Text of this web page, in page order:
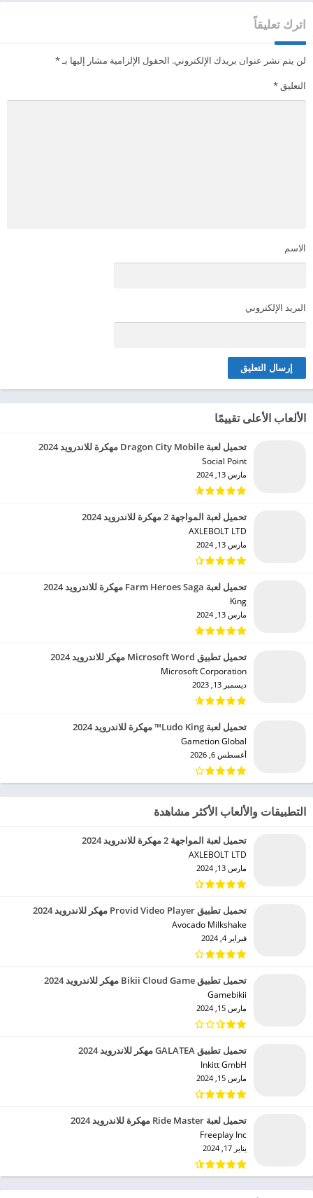
اترك تعليقاً
لن يتم نشر عنوان بريدك الإلكتروني. الحقول الإلزامية مشار إليها بـ*
التعليق*
الاسم
البريد الإلكتروني
الألعاب الأعلى تقييمًا
تحميل لعبة Dragon City Mobile مهكرة للاندرويد 2024
Social Point‏
مارس 13, 2024
تحميل لعبة المواجهة 2 مهكرة للاندرويد 2024
AXLEBOLT LTD‏
مارس 13, 2024
تحميل لعبة Farm Heroes Saga مهكرة للاندرويد 2024
King‏
مارس 13, 2024
تحميل تطبيق Microsoft Word مهكر للاندرويد 2024
Microsoft Corporation‏
ديسمبر 13, 2023
تحميل لعبة Ludo King™ مهكرة للاندرويد 2024
Gametion Global‏
أغسطس 6, 2026
التطبيقات والألعاب الأكثر مشاهدة
تحميل لعبة المواجهة 2 مهكرة للاندرويد 2024
AXLEBOLT LTD‏
مارس 13, 2024
تحميل تطبيق Provid Video Player مهكر للاندرويد 2024
Avocado Milkshake‏
فبراير 4, 2024
تحميل تطبيق Bikii Cloud Game مهكر للاندرويد 2024
Gamebikii‏
مارس 15, 2024
تحميل تطبيق GALATEA مهكر للاندرويد 2024
Inkitt GmbH‏
مارس 15, 2024
تحميل لعبة Ride Master مهكرة للاندرويد 2024
Freeplay Inc‏
يناير 17, 2024